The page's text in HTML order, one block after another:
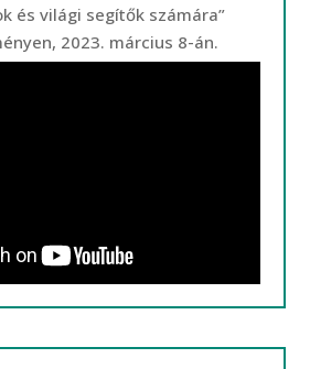
és világi segítők számára”
2023. március 8-án.